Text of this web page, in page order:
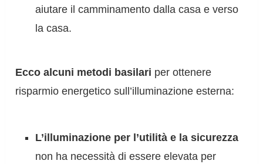
aiutare il camminamento dalla casa e verso
la casa.
Ecco alcuni metodi basilari per ottenere
risparmio energetico sull’illuminazione esterna:
L’illuminazione per l’utilità e la sicurezza
non ha necessità di essere elevata per